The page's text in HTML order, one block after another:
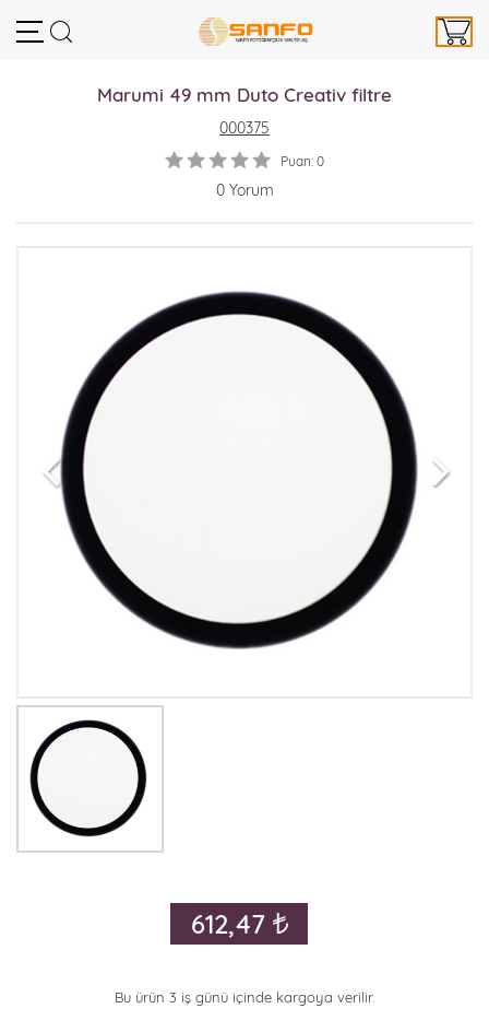
Marumi 49 mm Duto Creativ filtre
000375
Puan: 0
0 Yorum
612,47
Bu ürün 3 iş günü içinde kargoya verilir.